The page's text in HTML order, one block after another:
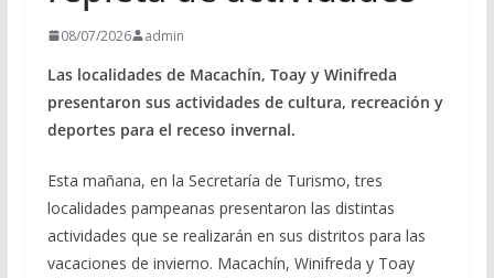
08/07/2026 admin
Las localidades de Macachín, Toay y Winifreda
presentaron sus actividades de cultura, recreación y
deportes para el receso invernal.
Esta mañana, en la Secretaría de Turismo, tres
localidades pampeanas presentaron las distintas
actividades que se realizarán en sus distritos para las
vacaciones de invierno. Macachín, Winifreda y Toay